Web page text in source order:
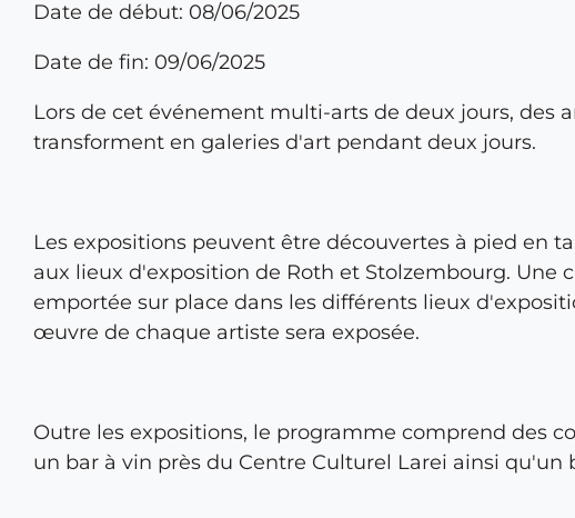
Date de début: 08/06/2025
Date de fin: 09/06/2025
Lors de cet événement multi-arts de deux jours, des
transforment en galeries d'art pendant deux jours.
Les expositions peuvent être découvertes à pied en
aux lieux d'exposition de Roth et Stolzembourg. Une
emportée sur place dans les différents lieux
œuvre de chaque artiste sera exposée.
Outre les expositions, le programme comprend des
un bar à vin près du Centre Culturel Larei ainsi